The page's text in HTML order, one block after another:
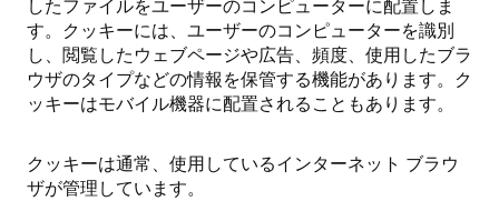
したファイルをユーザーのコンピューターに配置しま
す。クッキーには、ユーザーのコンピューターを識別
し、閲覧したウェブページや広告、頻度、使用したブラ
ウザのタイプなどの情報を保管する機能があります。ク
ッキーはモバイル機器に配置されることもあります。
クッキーは通常、使用しているインターネット ブラウ
ザが管理しています。